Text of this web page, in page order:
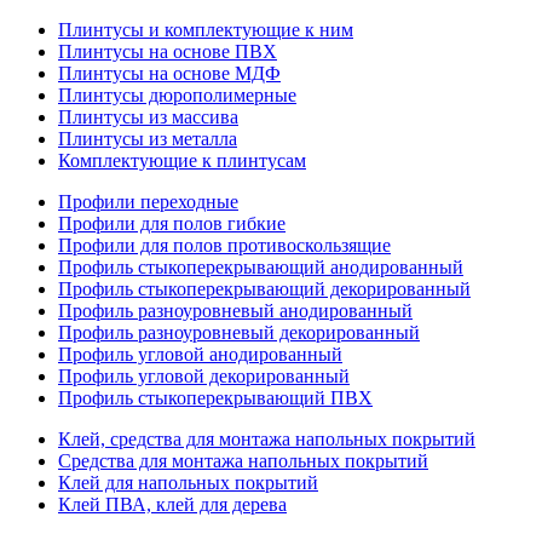
Плинтусы и комплектующие к ним
Плинтусы на основе ПВХ
Плинтусы на основе МДФ
Плинтусы дюрополимерные
Плинтусы из массива
Плинтусы из металла
Комплектующие к плинтусам
Профили переходные
Профили для полов гибкие
Профили для полов противоскользящие
Профиль стыкоперекрывающий анодированный
Профиль стыкоперекрывающий декорированный
Профиль разноуровневый анодированный
Профиль разноуровневый декорированный
Профиль угловой анодированный
Профиль угловой декорированный
Профиль стыкоперекрывающий ПВХ
Клей, средства для монтажа напольных покрытий
Средства для монтажа напольных покрытий
Клей для напольных покрытий
Клей ПВА, клей для дерева